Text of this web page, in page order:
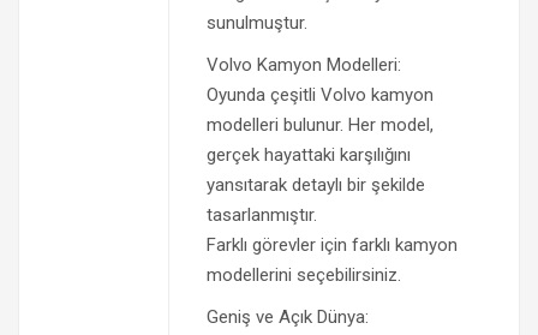
sunulmuştur.
Volvo Kamyon Modelleri:
Oyunda çeşitli Volvo kamyon
modelleri bulunur. Her model,
gerçek hayattaki karşılığını
yansıtarak detaylı bir şekilde
tasarlanmıştır.
Farklı görevler için farklı kamyon
modellerini seçebilirsiniz.
Geniş ve Açık Dünya: